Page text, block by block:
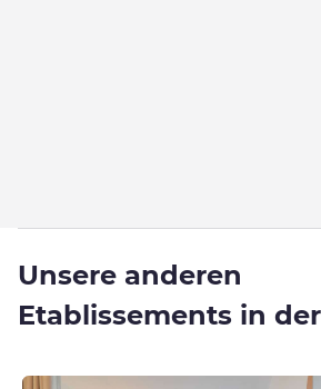
Unsere anderen
Etablissements in